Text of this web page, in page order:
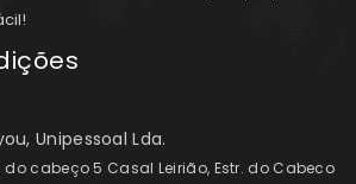
Unipessoal Lda.
do cabeço 5 Casal Leirião, Estr. do Cabeco